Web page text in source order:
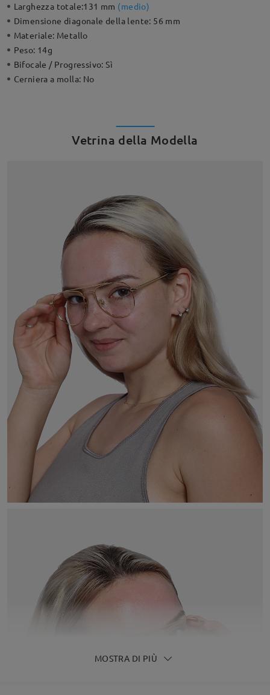
Larghezza totale:131 mm (medio)
Dimensione diagonale della lente: 56 mm
Materiale: Metallo
Peso: 14g
Bifocale / Progressivo:Sì
Cerniera a molla: No
Vetrina della Modella
MOSTRA DI PIÙ